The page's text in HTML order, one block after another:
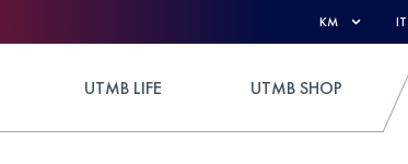
KM IT
UTMB LIFE UTMB SHOP